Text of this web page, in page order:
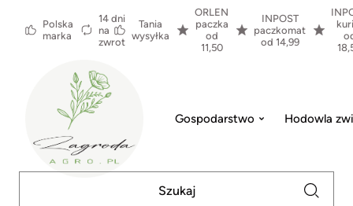
Polska
marka
14 dni
na
zwrot
Tania
wysyłka
ORLEN
paczka
od
11,50
INPOST
paczkomat
od 14,99
Gospodarstwo Hodowla